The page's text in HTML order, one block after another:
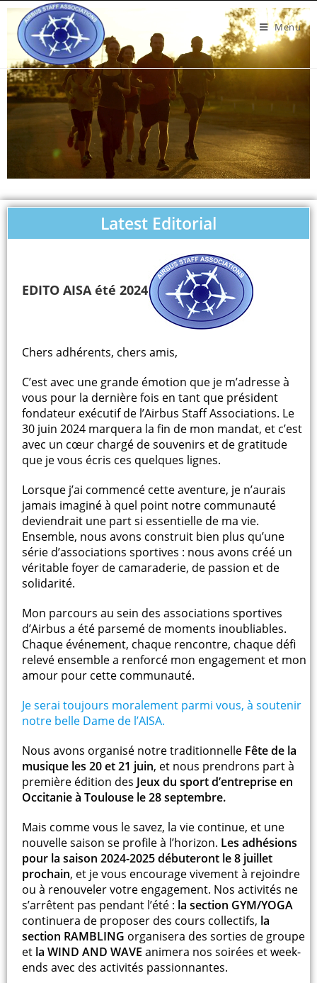
Menu
Latest Editorial
EDITO AISA été 2024
Chers adhérents, chers amis,
C’est avec une grande émotion que je m’adresse à
vous pour la dernière fois en tant que président
fondateur exécutif de l’Airbus Staff Associations. Le
30 juin 2024 marquera la fin de mon mandat, et c’est
avec un cœur chargé de souvenirs et de gratitude
que je vous écris ces quelques lignes.
Lorsque j’ai commencé cette aventure, je n’aurais
jamais imaginé à quel point notre communauté
deviendrait une part si essentielle de ma vie.
Ensemble, nous avons construit bien plus qu’une
série d’associations sportives : nous avons créé un
véritable foyer de camaraderie, de passion et de
solidarité.
Mon parcours au sein des associations sportives
d’Airbus a été parsemé de moments inoubliables.
Chaque événement, chaque rencontre, chaque défi
relevé ensemble a renforcé mon engagement et mon
amour pour cette communauté.
Je serai toujours moralement parmi vous, à soutenir
notre belle Dame de l’AISA.
Nous avons organisé notre traditionnelle Fête de la
musique les 20 et 21 juin, et nous prendrons part à
première édition des Jeux du sport d’entreprise en
Occitanie à Toulouse le 28 septembre.
Mais comme vous le savez, la vie continue, et une
nouvelle saison se profile à l’horizon. Les adhésions
pour la saison 2024-2025 débuteront le 8 juillet
prochain, et je vous encourage vivement à rejoindre
ou à renouveler votre engagement. Nos activités ne
s’arrêtent pas pendant l’été : la section GYM/YOGA
continuera de proposer des cours collectifs, la
section RAMBLING organisera des sorties de groupe
et la WIND AND WAVE animera nos soirées et week-
ends avec des activités passionnantes.